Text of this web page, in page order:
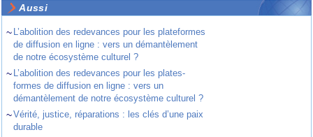
Aussi
~ L’abolition des redevances pour les plateformes
de diffusion en ligne : vers un démantèlement
de notre écosystème culturel ?
~ L’abolition des redevances pour les plates-
formes de diffusion en ligne : vers un
démantèlement de notre écosystème culturel ?
~Vérité, justice, réparations : les clés d’une paix
durable